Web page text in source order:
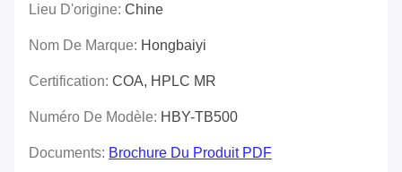
Lieu D'origine: Chine
Nom De Marque: Hongbaiyi
Certification: COA, HPLC MR
Numéro De Modèle: HBY-TB500
Documents: Brochure Du Produit PDF